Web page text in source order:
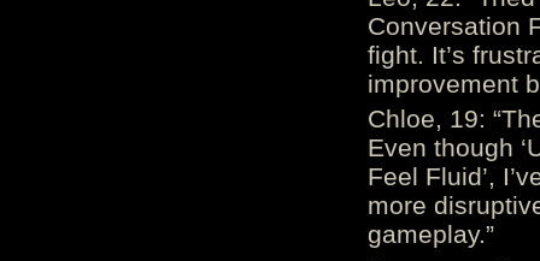
Conversation
fight. It’s
improvement
Chloe, 19:
Even though
Feel Fluid’,
more
gameplay.”